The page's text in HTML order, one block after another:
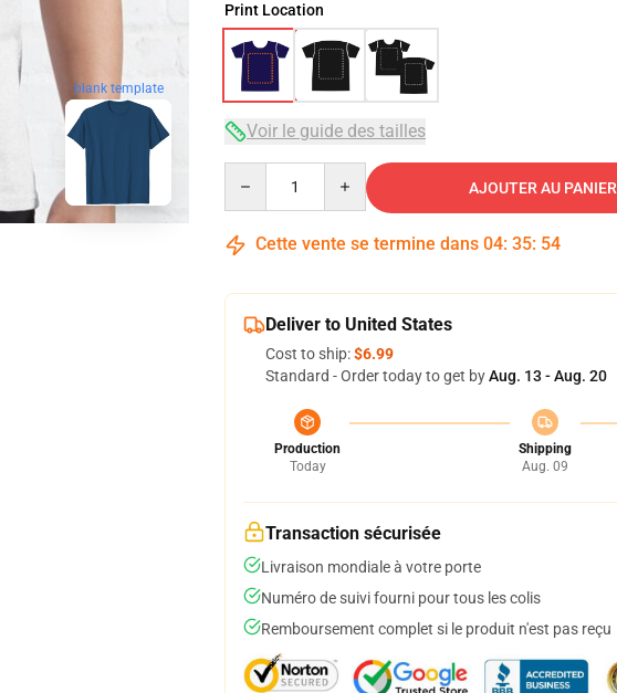
blank template
Print Location
Voir le guide des tailles
AJOUTER AU PANIER
Cette vente se termine dans 04: 35: 53
Deliver to United States
Cost to ship:$6.99
Standard - Order today to get byAug. 13 - Aug. 20
Production
Today
Shipping
Aug. 09
Transaction sécurisée
Livraison mondiale à votre porte
Numéro de suivi fourni pour tous les colis
Remboursement complet si le produit n'est pas reçu